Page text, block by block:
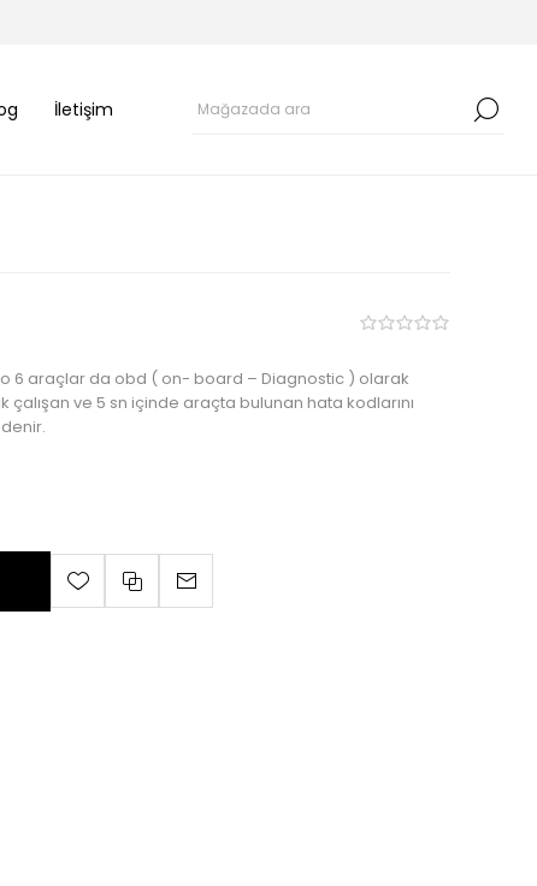
İletişim
6 araçlar da obd ( on- board – Diagnostic ) olarak
çalışan ve 5 sn içinde araçta bulunan hata kodlarını